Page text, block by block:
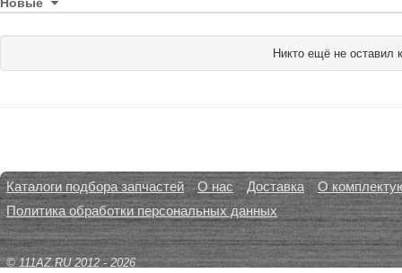
Никто ещё не оставил
Каталоги подбора запчастей О нас Доставка
О
Политика обработки персональных данных
© 111AZ.RU 2012 - 2026